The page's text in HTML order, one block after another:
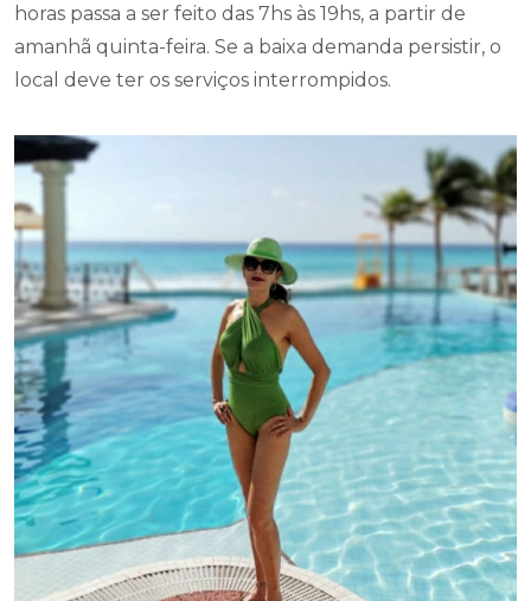
horas passa a ser feito das 7hs às 19hs, a partir de
amanhã quinta-feira. Se a baixa demanda persistir, o
local deve ter os serviços interrompidos.